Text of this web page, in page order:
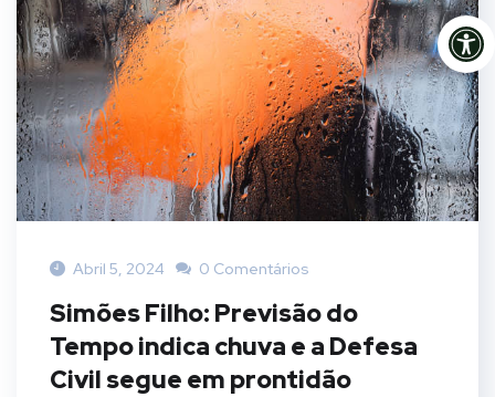
Abril 5, 2024 0 Comentários
Simões Filho: Previsão do
Tempo indica chuva e a Defesa
Civil segue em prontidão